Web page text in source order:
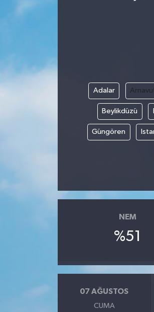
Adalar
Beylikdüzü
Güngören
NEM
%51
07 AĞUSTOS
CUMA